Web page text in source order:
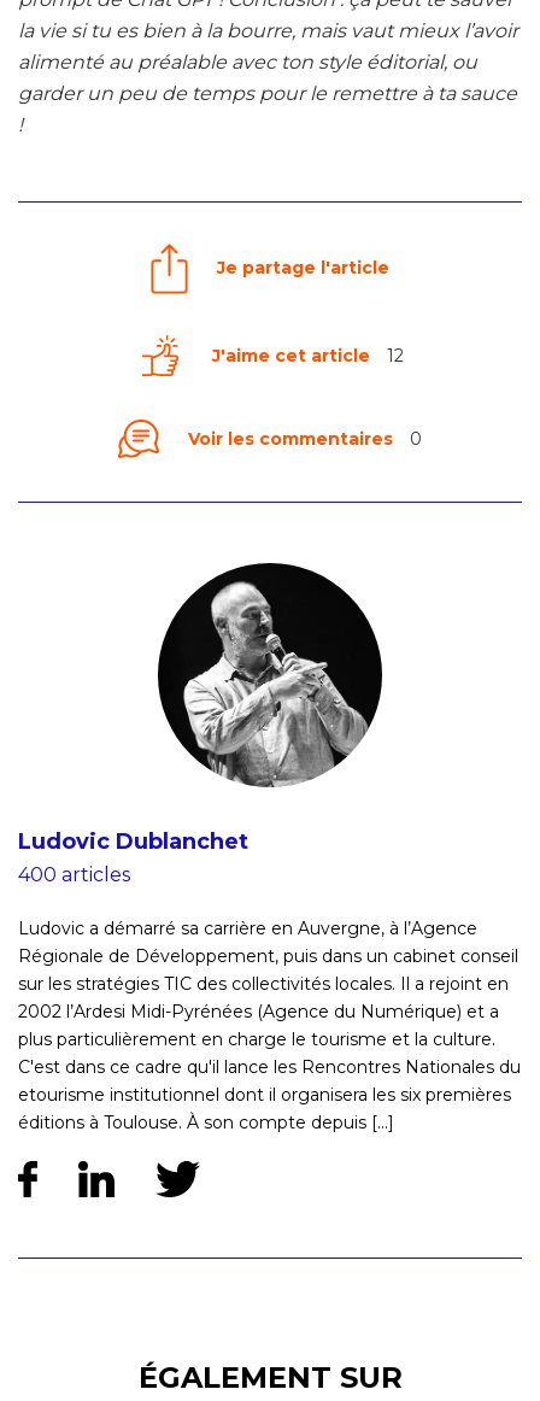
la vie si tu es bien à la bourre, mais vaut mieux l’avoir
alimenté au préalable avec ton style éditorial, ou
garder un peu de temps pour le remettre à ta sauce
!
Je partage l'article
J'aime cet article 12
Voir les commentaires 0
Ludovic Dublanchet
400 articles
Ludovic a démarré sa carrière en Auvergne, à l’Agence
Régionale de Développement, puis dans un cabinet conseil
sur les stratégies TIC des collectivités locales. Il a rejoint en
2002 l’Ardesi Midi-Pyrénées (Agence du Numérique) et a
plus particulièrement en charge le tourisme et la culture.
C'est dans ce cadre qu'il lance les Rencontres Nationales du
etourisme institutionnel dont il organisera les six premières
éditions à Toulouse. À son compte depuis [...]
ÉGALEMENT SUR